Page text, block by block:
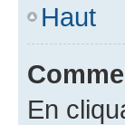
Haut
En